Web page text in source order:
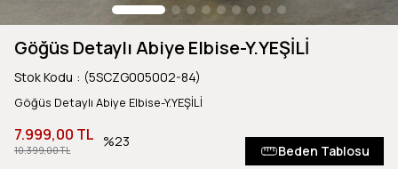
Göğüs Detaylı Abiye Elbise-Y.YEŞİLİ
Stok Kodu (5SCZG005002-84)
Göğüs Detaylı Abiye Elbise-Y.YEŞİLİ
10.399,00 TL
7.999,00 TL 23
Beden Tablosu